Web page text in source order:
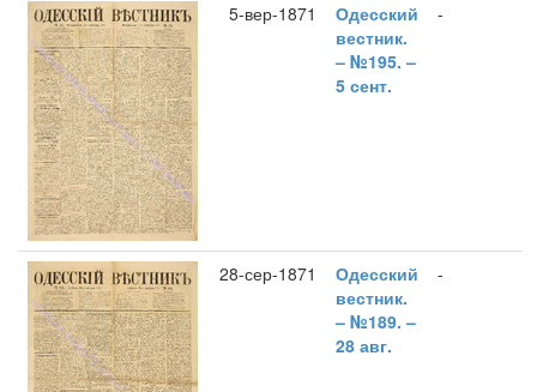
5-вер-1871
Одесский
вестник.
– №195. –
5 сент.
-
28-сер-1871
Одесский
вестник.
– №189. –
28 авг.
-